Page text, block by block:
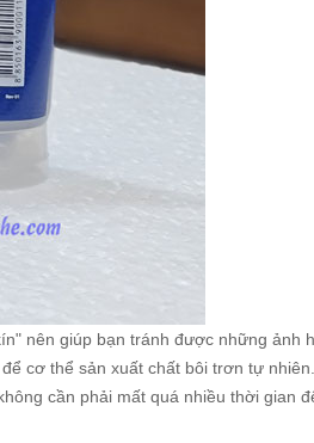
nên giúp bạn tránh được những ảnh
cơ thể sản xuất chất bôi trơn tự nhiên.
cần phải mất quá nhiều thời gian